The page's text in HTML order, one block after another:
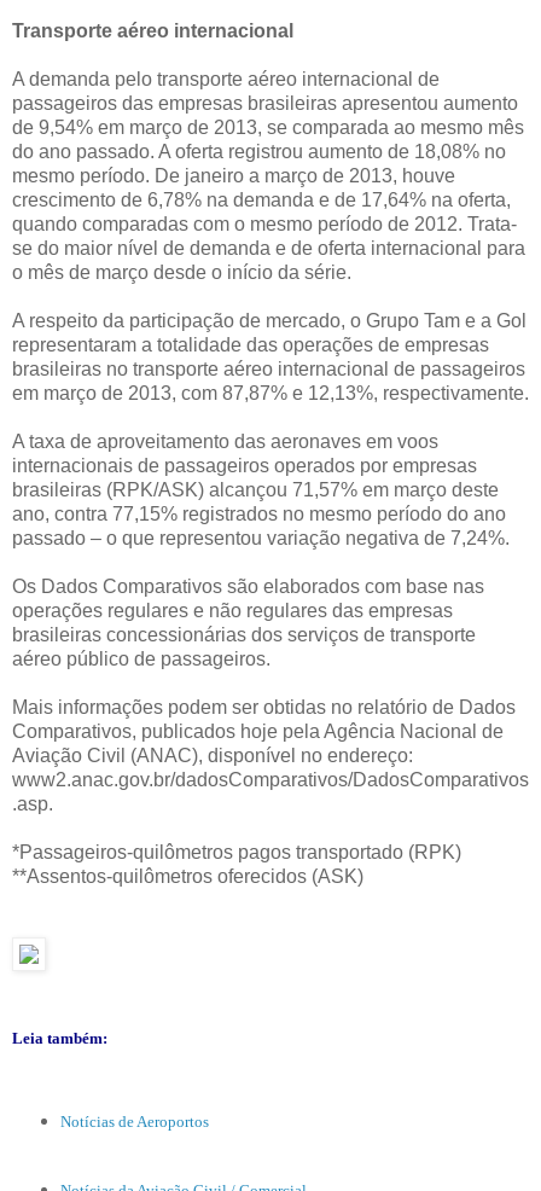
Transporte aéreo internacional
A demanda pelo transporte aéreo internacional de
passageiros das empresas brasileiras apresentou aumento
de 9,54% em março de 2013, se comparada ao mesmo mês
do ano passado. A oferta registrou aumento de 18,08% no
mesmo período. De janeiro a março de 2013, houve
crescimento de 6,78% na demanda e de 17,64% na oferta,
quando comparadas com o mesmo período de 2012. Trata-
se do maior nível de demanda e de oferta internacional para
o mês de março desde o início da série.
A respeito da participação de mercado, o Grupo Tam e a Gol
representaram a totalidade das operações de empresas
brasileiras no transporte aéreo internacional de passageiros
em março de 2013, com 87,87% e 12,13%, respectivamente.
A taxa de aproveitamento das aeronaves em voos
internacionais de passageiros operados por empresas
brasileiras (RPK/ASK) alcançou 71,57% em março deste
ano, contra 77,15% registrados no mesmo período do ano
passado – o que representou variação negativa de 7,24%.
Os Dados Comparativos são elaborados com base nas
operações regulares e não regulares das empresas
brasileiras concessionárias dos serviços de transporte
aéreo público de passageiros.
Mais informações podem ser obtidas no relatório de Dados
Comparativos, publicados hoje pela Agência Nacional de
Aviação Civil (ANAC), disponível no endereço:
www2.anac.gov.br/dadosComparativos/DadosComparativos
.asp.
*Passageiros-quilômetros pagos transportado (RPK)
**Assentos-quilômetros oferecidos (ASK)
Leia também:
Notícias de Aeroportos